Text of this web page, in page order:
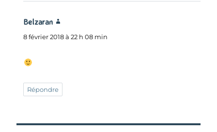
Belzaran
8 février 2018 à 22 h 08 min
Répondre